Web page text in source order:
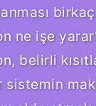
ne işe
belirli
sistemin